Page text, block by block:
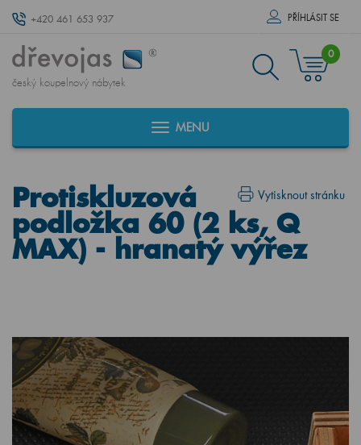
+420 461 653 937 PŘÍHLÁSIT SE
český koupelnový nábytek
0
MENU
Vytisknout stránku
Protiskluzová
podložka 60 (2 ks, Q
MAX) - hranatý výřez